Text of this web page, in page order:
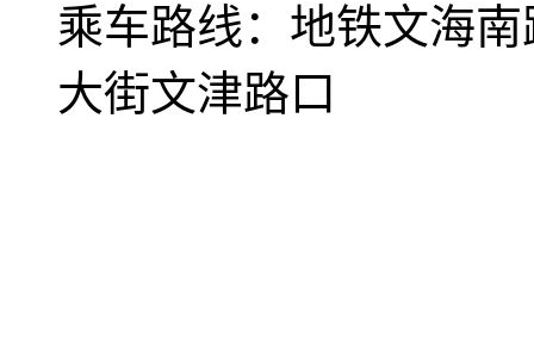
乘车路线： 地铁文海
大街文津路口